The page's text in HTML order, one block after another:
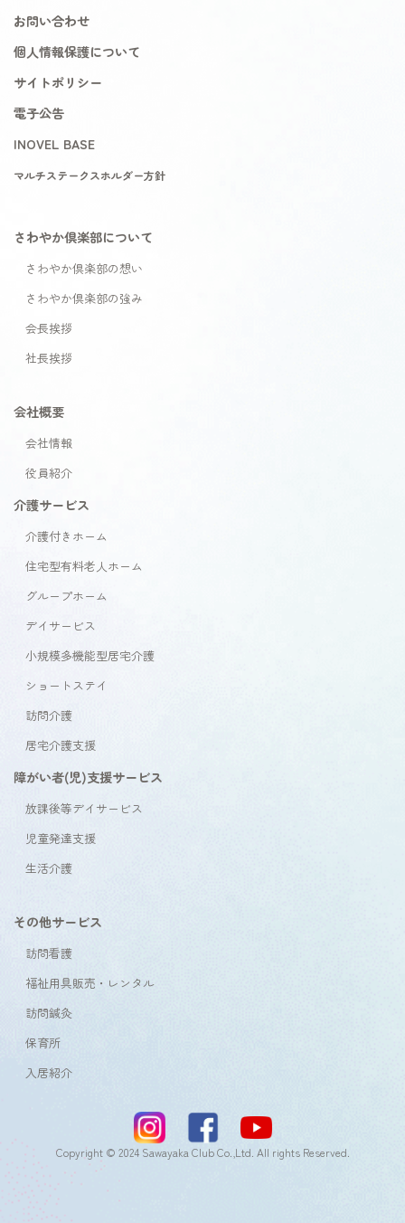
お問い合わせ
個人情報保護について
サイトポリシー
電子公告
INOVEL BASE
マルチステークスホルダー方針
さわやか倶楽部について
さわやか倶楽部の想い
さわやか倶楽部の強み
会長挨拶
社長挨拶
会社概要
会社情報
役員紹介
介護サービス
介護付きホーム
住宅型有料老人ホーム
グループホーム
デイサービス
小規模多機能型居宅介護
ショートステイ
訪問介護
居宅介護支援
障がい者(児)支援サービス
放課後等デイサービス
児童発達支援
生活介護
その他サービス
訪問看護
福祉用具販売・レンタル
訪問鍼灸
保育所
入居紹介
Copyright © 2024 Sawayaka Club Co.,Ltd. All rights Reserved.